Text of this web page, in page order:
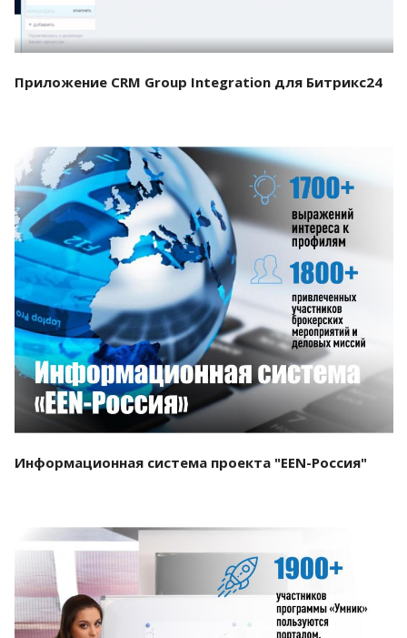
Приложение CRM Group Integration для Битрикс24
Смотреть проект
Информационная система проекта "EEN-Россия"